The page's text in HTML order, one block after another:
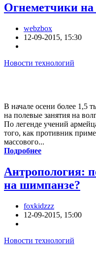
Огнеметчики
webzbox
12-09-2015, 15:30
Новости технологий
В начале осени более 1,5
на полевые занятия на
По легенде учений
того, как противник
массового...
Подробнее
Антропология:
на шимпанзе?
foxkidzzz
12-09-2015, 15:00
Новости технологий